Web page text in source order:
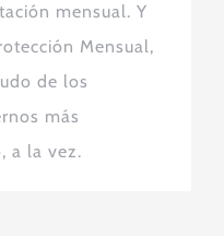
mensual. Y
Mensual,
de los
más
a la vez.